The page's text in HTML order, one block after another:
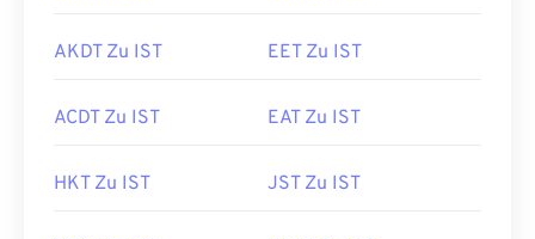
AKDT Zu IST EET Zu IST
ACDT Zu IST EAT Zu IST
HKT Zu IST JST Zu IST